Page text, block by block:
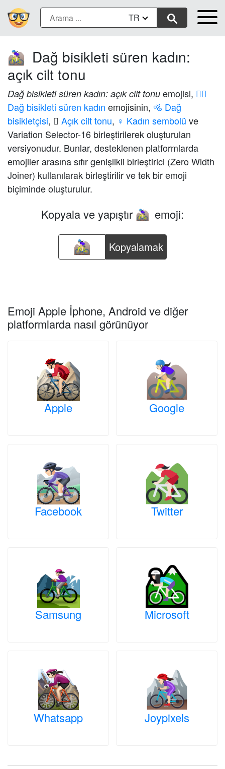
TR
🚵🏻‍♀️ Dağ bisikleti süren kadın:
açık cilt tonu
Dağ bisikleti süren kadın: açık cilt tonu emojisi, 🚵‍♀️
Dağ bisikleti süren kadın emojisinin, 🚵 Dağ
bisikletçisi, 🏻 Açık cilt tonu, ♀️ Kadın sembolü ve
Variation Selector-16 birleştirilerek oluşturulan
versiyonudur. Bunlar, desteklenen platformlarda
emojiler arasına sıfır genişlikli birleştirici (Zero Width
Joiner) kullanılarak birleştirilir ve tek bir emoji
biçiminde oluşturulur.
Kopyala ve yapıştır 🚵🏻‍♀️ emoji:
Kopyalamak
Emoji Apple İphone, Android ve diğer
platformlarda nasıl görünüyor
Apple Google
Facebook Twitter
Samsung Microsoft
Whatsapp Joypixels